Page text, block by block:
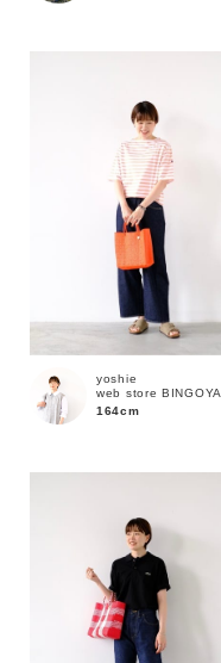
yoshie
web store BINGOYA
164cm